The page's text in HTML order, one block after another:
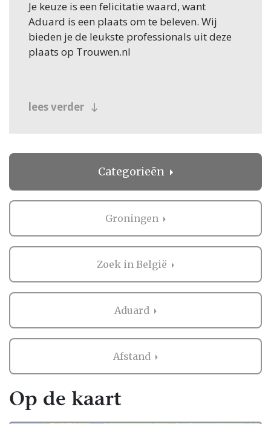
Je keuze is een felicitatie waard, want
Aduard is een plaats om te beleven. Wij
bieden je de leukste professionals uit deze
plaats op Trouwen.nl
lees verder
Categorieën
Groningen
Zoek in België
Aduard
Afstand
Op de kaart